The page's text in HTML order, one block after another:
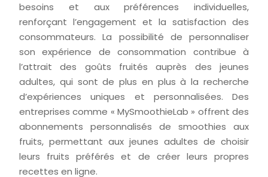
besoins et aux préférences individuelles,
renforçant l’engagement et la satisfaction des
consommateurs. La possibilité de personnaliser
son expérience de consommation contribue à
l’attrait des goûts fruités auprès des jeunes
adultes, qui sont de plus en plus à la recherche
d’expériences uniques et personnalisées. Des
entreprises comme « MySmoothieLab » offrent des
abonnements personnalisés de smoothies aux
fruits, permettant aux jeunes adultes de choisir
leurs fruits préférés et de créer leurs propres
recettes en ligne.